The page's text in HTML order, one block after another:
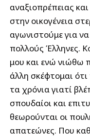
αναξιοπρέπειας
στην οικογένεια
αγωνιστούμε για
πολλούς Έλληνες.
μου και ενώ νιώθω
άλλη σκέφτομαι
τα χρόνια γιατί
σπουδαίοι και
θεωρούνται οι
απατεώνες. Που